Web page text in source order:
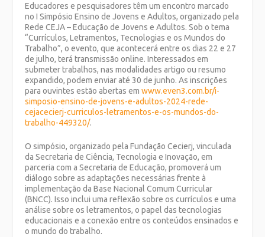
Educadores e pesquisadores têm um encontro marcado
no I Simpósio Ensino de Jovens e Adultos, organizado pela
Rede CEJA – Educação de Jovens e Adultos. Sob o tema
“Currículos, Letramentos, Tecnologias e os Mundos do
Trabalho”, o evento, que acontecerá entre os dias 22 e 27
de julho, terá transmissão online. Interessados em
submeter trabalhos, nas modalidades artigo ou resumo
expandido, podem enviar até 30 de junho. As inscrições
para ouvintes estão abertas emwww.even3.com.br/i-
simposio-ensino-de-jovens-e-adultos-2024-rede-
cejacecierj-curriculos-letramentos-e-os-mundos-do-
trabalho-449320/.
O simpósio, organizado pela Fundação Cecierj, vinculada
da Secretaria de Ciência, Tecnologia e Inovação, em
parceria com a Secretaria de Educação, promoverá um
diálogo sobre as adaptações necessárias frente à
implementação da Base Nacional Comum Curricular
(BNCC). Isso inclui uma reflexão sobre os currículos e uma
análise sobre os letramentos, o papel das tecnologias
educacionais e a conexão entre os conteúdos ensinados e
o mundo do trabalho.